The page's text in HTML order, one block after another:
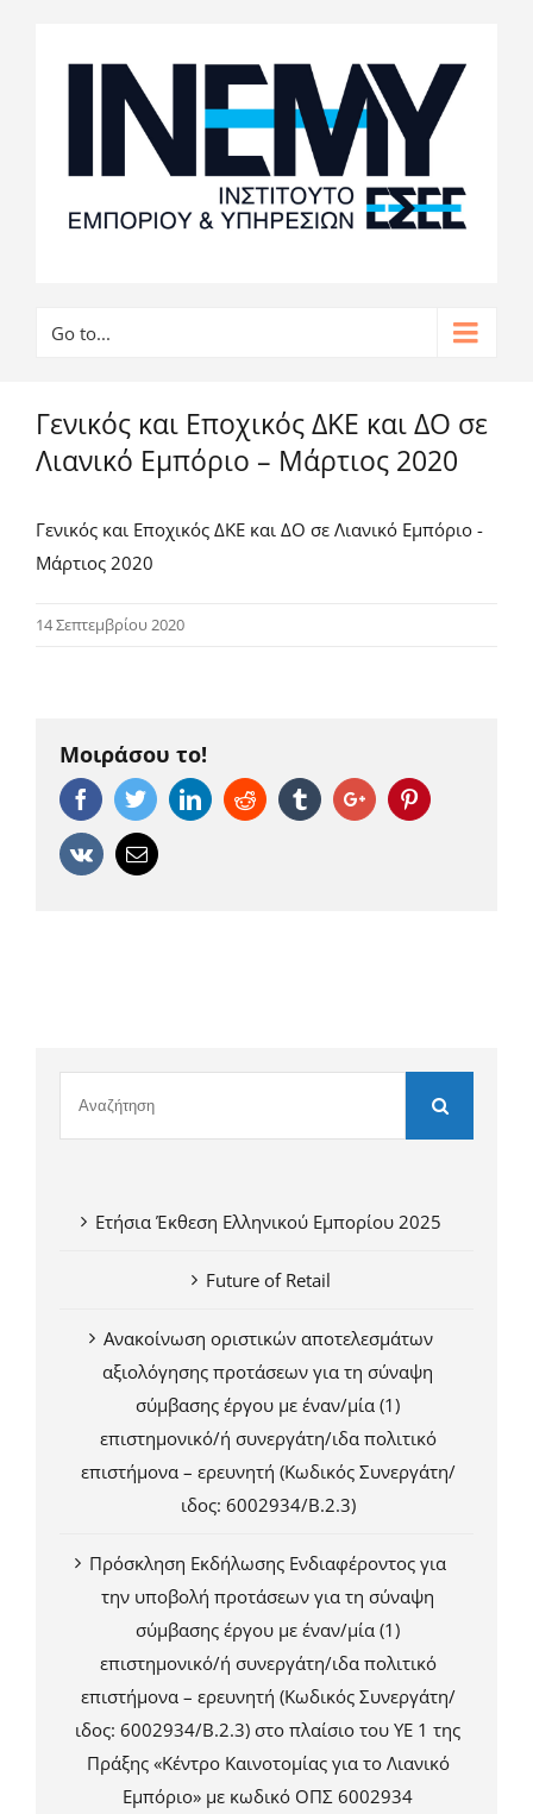
Go to...
Γενικός και Εποχικός ΔΚΕ και ΔΟ σε
Λιανικό Εμπόριο – Μάρτιος 2020
Γενικός και Εποχικός ΔΚΕ και ΔΟ σε Λιανικό Εμπόριο -
Μάρτιος 2020
14 Σεπτεμβρίου 2020
Μοιράσου το!
FacebookTwitterLinkedinReddit TumblrGoogle+Pinterest
Vk Email
Ετήσια Έκθεση Ελληνικού Εμπορίου 2025
Future of Retail
Ανακοίνωση οριστικών αποτελεσμάτων
αξιολόγησης προτάσεων για τη σύναψη
σύμβασης έργου με έναν/μία (1)
επιστημονικό/ή συνεργάτη/ιδα πολιτικό
επιστήμονα – ερευνητή (Κωδικός Συνεργάτη/
ιδος: 6002934/Β.2.3)
Πρόσκληση Εκδήλωσης Ενδιαφέροντος για
την υποβολή προτάσεων για τη σύναψη
σύμβασης έργου με έναν/μία (1)
επιστημονικό/ή συνεργάτη/ιδα πολιτικό
επιστήμονα – ερευνητή (Κωδικός Συνεργάτη/
ιδος: 6002934/Β.2.3) στο πλαίσιο του ΥΕ 1 της
Πράξης «Κέντρο Καινοτομίας για το Λιανικό
Εμπόριο» με κωδικό ΟΠΣ 6002934